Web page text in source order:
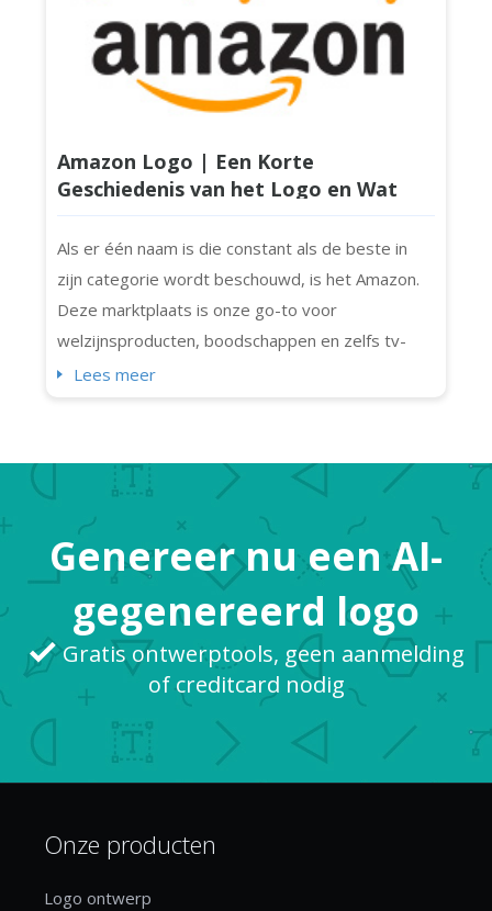
Amazon Logo | Een Korte
Geschiedenis van het Logo en Wat
Maakt Het Zo Speciaal?
Als er één naam is die constant als de beste in
zijn categorie wordt beschouwd, is het Amazon.
Deze marktplaats is onze go-to voor
welzijnsproducten, boodschappen en zelfs tv-
shows! Het is het merk waar miljoenen
kunnen hier ook virtueel (en letterlijk) alles kopen
wat we nodig hebben. Dankzij het Amazon-logo,
dat wereldw...
Lees meer
Genereer nu een AI-
gegenereerd logo
Gratis ontwerptools, geen aanmelding
of creditcard nodig
Onze producten
Logo ontwerp